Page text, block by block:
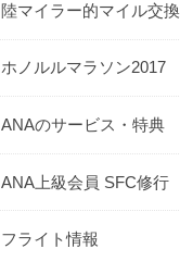
陸マイラー的マイル交換
ホノルルマラソン2017
ANAのサービス・特典
ANA上級会員 SFC修行
フライト情報